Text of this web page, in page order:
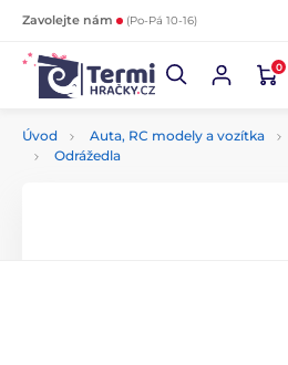
Zavolejte nám (Po-Pá 10-16)
0
Úvod Auta, RC modely a vozítka
Odrážedla